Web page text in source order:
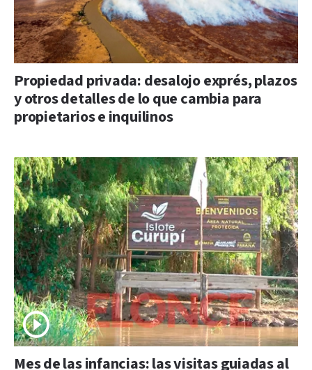
Propiedad privada: desalojo exprés, plazos
y otros detalles de lo que cambia para
propietarios e inquilinos
Mes de las infancias: las visitas guiadas al